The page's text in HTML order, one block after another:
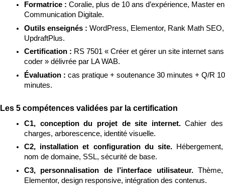
Formatrice : Coralie, plus de 10 ans d’expérience, Master en
Communication Digitale.
Outils enseignés : WordPress, Elementor, Rank Math SEO,
UpdraftPlus.
Certification : RS 7501 « Créer et gérer un site internet sans
coder » délivrée par LA WAB.
Évaluation : cas pratique + soutenance 30 minutes + Q/R 10
minutes.
Les 5 compétences validées par la certification
C1, conception du projet de site internet. Cahier des
charges, arborescence, identité visuelle.
C2, installation et configuration du site.
Hébergement,
nom de domaine, SSL, sécurité de base.
C3, personnalisation de l’interface utilisateur. Thème,
Elementor, design responsive, intégration des contenus.